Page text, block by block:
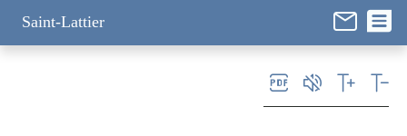
Saint-Lattier